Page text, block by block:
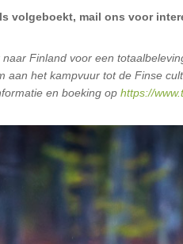
volgeboekt, mail ons voor
Finland voor een
het kampvuur tot de Finse
en boeking op https://